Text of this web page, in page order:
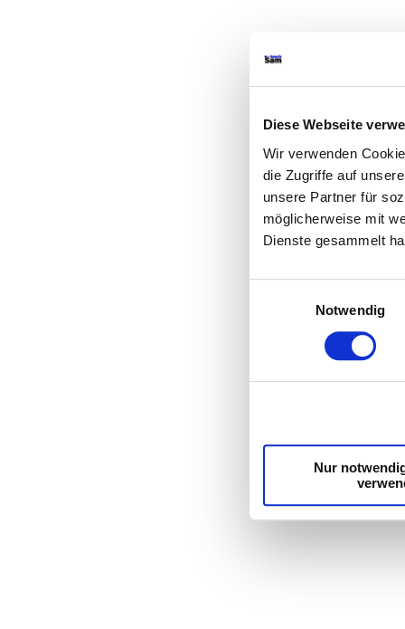
Diese Webseite
Wir verwenden
die Zugriffe auf
unsere Partner für
möglicherweise mit
Dienste gesammelt
Notwendig
Nur